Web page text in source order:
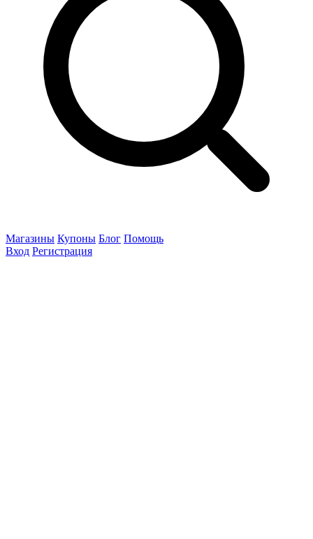
Магазины Купоны Блог Помощь
Вход Регистрация